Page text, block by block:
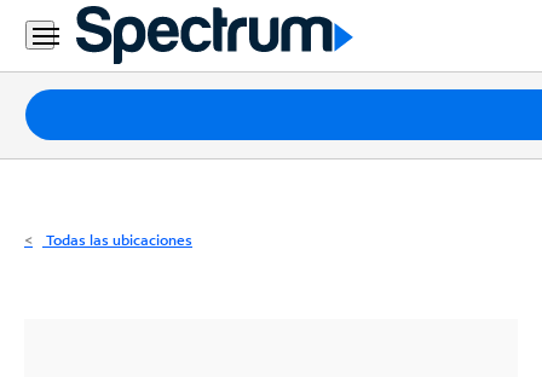
Residencial
Business
Paquetes
Internet
Todas las ubicaciones